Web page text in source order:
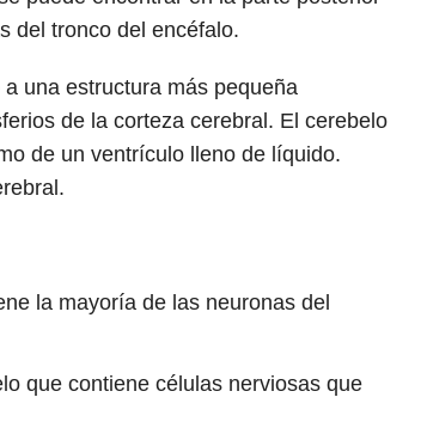
del tronco del encéfalo.
una estructura más pequeña
de la corteza cerebral. El cerebelo
de un ventrículo lleno de líquido.
la mayoría de las neuronas del
que contiene células nerviosas que